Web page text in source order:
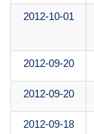
2012-10-01
2012-09-20
2012-09-20
2012-09-18